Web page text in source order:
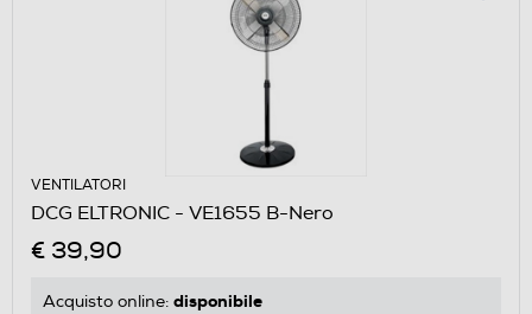
VENTILATORI
DCG ELTRONIC - VE1655 B-Nero
€ 39,90
Acquisto online: disponibile